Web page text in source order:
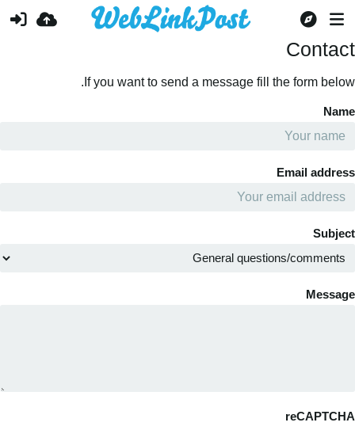
If you want to send a message fill the form
Email